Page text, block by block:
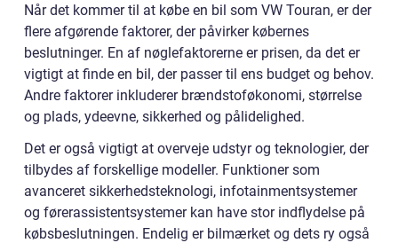
Når det kommer til at købe en bil som VW Touran, er der
flere afgørende faktorer, der påvirker købernes
beslutninger. En af nøglefaktorerne er prisen, da det er
vigtigt at finde en bil, der passer til ens budget og behov.
Andre faktorer inkluderer brændstoføkonomi, størrelse
og plads, ydeevne, sikkerhed og pålidelighed.
Det er også vigtigt at overveje udstyr og teknologier, der
tilbydes af forskellige modeller. Funktioner som
avanceret sikkerhedsteknologi, infotainmentsystemer
og førerassistentsystemer kan have stor indflydelse på
købsbeslutningen. Endelig er bilmærket og dets ry også